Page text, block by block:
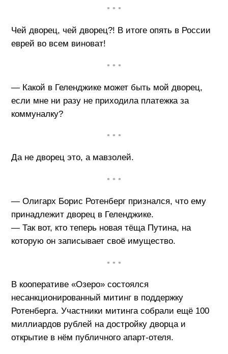
• • •
Чей дворец, чей дворец?! В итоге опять в России
еврей во всем виноват!
• • •
— Какой в Геленджике может быть мой дворец,
если мне ни разу не приходила платежка за
коммуналку?
• • •
Да не дворец это, а мавзолей.
• • •
— Олигарх Борис Ротенберг признался, что ему
принадлежит дворец в Геленджике.
— Так вот, кто теперь новая тёща Путина, на
которую он записывает своё имущество.
• • •
В кооперативе «Озеро» состоялся
несанкционированный митинг в поддержку
Ротенберга. Участники митинга собрали ещё 100
миллиардов рублей на достройку дворца и
открытие в нём публичного апарт-отеля.